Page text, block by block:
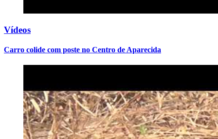
Vídeos
Carro colide com poste no Centro de Aparecida